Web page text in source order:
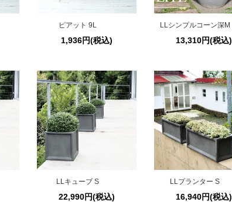
ピアット 9L
1,936円(税込)
LLシンプルコーン深M
13,310円(税込)
LLキューブ S
22,990円(税込)
LLプランター S
16,940円(税込)